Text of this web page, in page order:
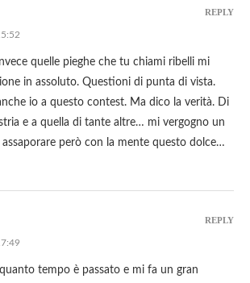
quelle pieghe che tu chiami ribelli mi
in assoluto. Questioni di punta di vista.
io a questo contest. Ma dico la verità. Di
e a quella di tante altre… mi vergogno un
però con la mente questo dolce…
REPLY
tempo è passato e mi fa un gran
REPLY